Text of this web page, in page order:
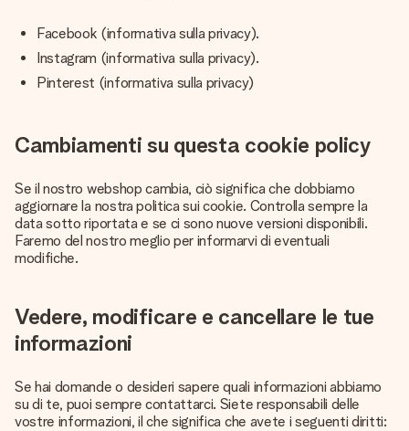
Facebook (informativa sulla privacy).
Instagram (informativa sulla privacy).
Pinterest (informativa sulla privacy)
Cambiamenti su questa cookie policy
Se il nostro webshop cambia, ciò significa che dobbiamo
aggiornare la nostra politica sui cookie. Controlla sempre la
data sotto riportata e se ci sono nuove versioni disponibili.
Faremo del nostro meglio per informarvi di eventuali
modifiche.
Vedere, modificare e cancellare le tue
informazioni
Se hai domande o desideri sapere quali informazioni abbiamo
su di te, puoi sempre contattarci. Siete responsabili delle
vostre informazioni, il che significa che avete i seguenti diritti: